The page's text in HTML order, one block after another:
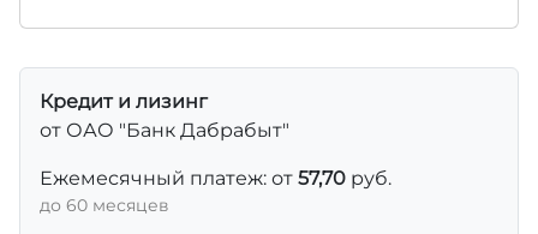
Кредит и лизинг
от ОАО "Банк Дабрабыт"
Ежемесячный платеж: от 57,70 руб.
до 60 месяцев